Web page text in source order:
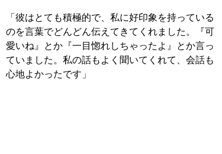
「彼はとても積極的で、私に好印象を持っている
のを言葉でどんどん伝えてきてくれました。『可
愛いね』とか『一目惚れしちゃったよ』とか言っ
ていました。私の話もよく聞いてくれて、会話も
心地よかったです」